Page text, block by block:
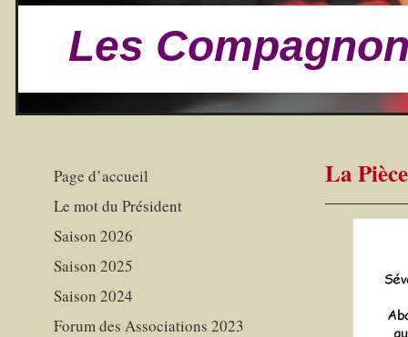
Les
La
Page d’accueil
Le mot du Président
Saison 2026
Saison 2025
Saison 2024
Forum des Associations 2023